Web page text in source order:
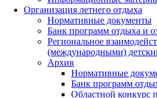
Организация летнего отдыха
Нормативные документы
Банк программ отдыха и
Региональное
(международными)
Архив
Нормативные
Банк программ
Областной конкурс